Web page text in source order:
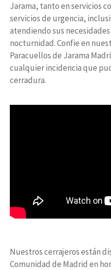
Jarama, tanto en servicios
servicios de urgencia,
atendiendo sus
nocturnidad. Confie en
Paracuellos de Jarama
cualquier incidencia que
cerradura.
Nuestros cerrajeros están
Comunidad de Madrid en